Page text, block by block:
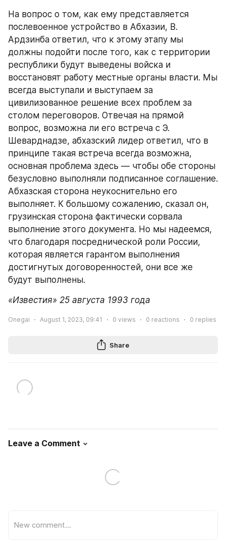
На вопрос о том, как ему представляется
послевоенное устройство в Абхазии, В.
Ардзинба ответил, что к этому этапу мы
должны подойти после того, как с территории
республики будут выведены войска и
восстановят работу местные органы власти. Мы
всегда выступали и выступаем за
цивилизованное решение всех проблем за
столом переговоров. Отвечая на прямой
вопрос, возможна ли его встреча с Э.
Шеварднадзе, абхазский лидер ответил, что в
принципе такая встреча всегда возможна,
основная проблема здесь — чтобы обе стороны
безусловно выполняли подписанное соглашение.
Абхазская сторона неукоснительно его
выполняет. К большому сожалению, сказал он,
грузинская сторона фактически сорвала
выполнение этого документа. Но мы надеемся,
что благодаря посреднической роли России,
которая является гарантом выполнения
достигнутых договоренностей, они все же
будут выполнены.
«Известия» 25 августа 1993 года
Onegai August 1, 2023, 09:41 0 views 0 reactions 0 replies
Share
Leave a Comment